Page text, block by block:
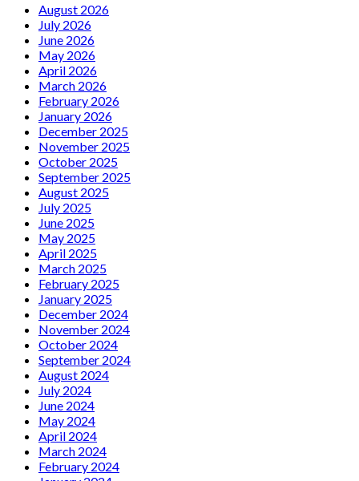
August 2026
July 2026
June 2026
May 2026
April 2026
March 2026
February 2026
January 2026
December 2025
November 2025
October 2025
September 2025
August 2025
July 2025
June 2025
May 2025
April 2025
March 2025
February 2025
January 2025
December 2024
November 2024
October 2024
September 2024
August 2024
July 2024
June 2024
May 2024
April 2024
March 2024
February 2024